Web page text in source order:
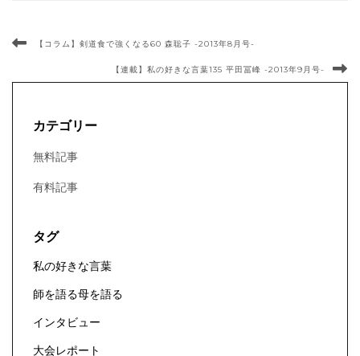
【コラム】剣道食で強くなる60 森聡子 -2013年8月号-
【連載】私の好きな言葉135 平田冨峰 -2013年9月号-
カテゴリー
無料記事
有料記事
タグ
私の好きな言葉
師を語る母を語る
インタビュー
大会レポート